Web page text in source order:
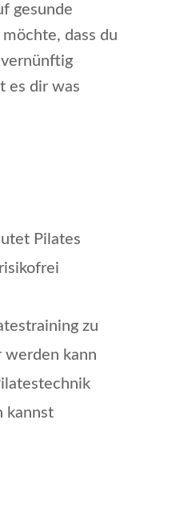
gesunde
dass du
es dir was
Pilates
zu
werden kann
kannst